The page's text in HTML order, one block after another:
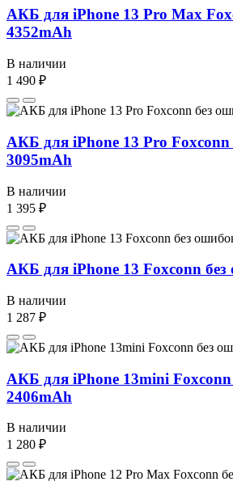
АКБ для iPhone 13 Pro Max
4352mAh
В наличии
1 490 ₽
АКБ для iPhone 13 Pro Foxconn
3095mAh
В наличии
1 395 ₽
АКБ для iPhone 13 Foxconn
В наличии
1 287 ₽
АКБ для iPhone 13mini
2406mAh
В наличии
1 280 ₽